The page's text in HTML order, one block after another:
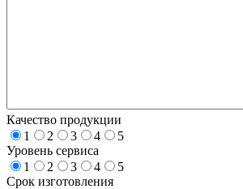
Качество продукции
1
2 3 4
5
Уровень сервиса
1
2 3 4
5
Срок изготовления